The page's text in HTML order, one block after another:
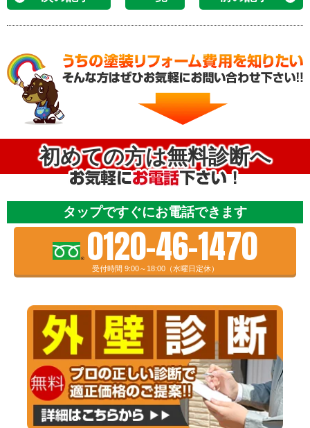
初めての方は無料診断へ
タップですぐにお電話できます
0120-46-1470
受付時間 9:00～18:00（水曜日定休）